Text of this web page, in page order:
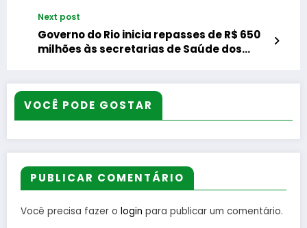
Next post
Governo do Rio inicia repasses de R$ 650
milhões às secretarias de Saúde dos
VOCÊ PODE GOSTAR
PUBLICAR COMENTÁRIO
Você precisa fazer o login para publicar um comentário.